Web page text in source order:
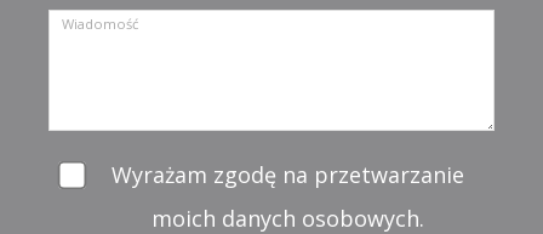
Wyrażam zgodę na przetwarzanie
moich danych osobowych.